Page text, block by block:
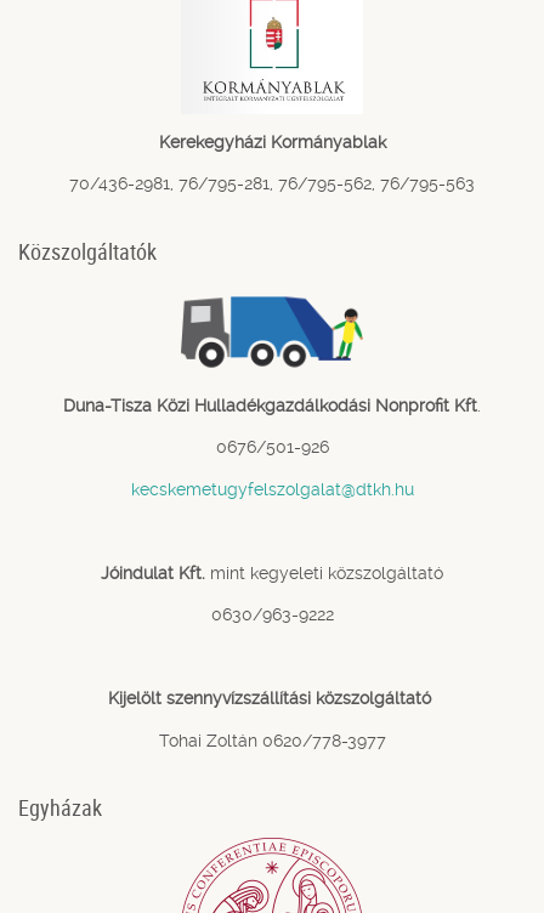
Kerekegyházi Kormányablak
70/436-2981, 76/795-281, 76/795-562, 76/795-563
Közszolgáltatók
Duna-Tisza Közi Hulladékgazdálkodási Nonprofit Kft
0676/501-926
kecskemetugyfelszolgalat@dtkh.hu
Jóindulat Kft. mint kegyeleti közszolgáltató
0630/963-9222
Kijelölt szennyvízszállítási közszolgáltató
Tohai Zoltán 0620/778-3977
Egyházak